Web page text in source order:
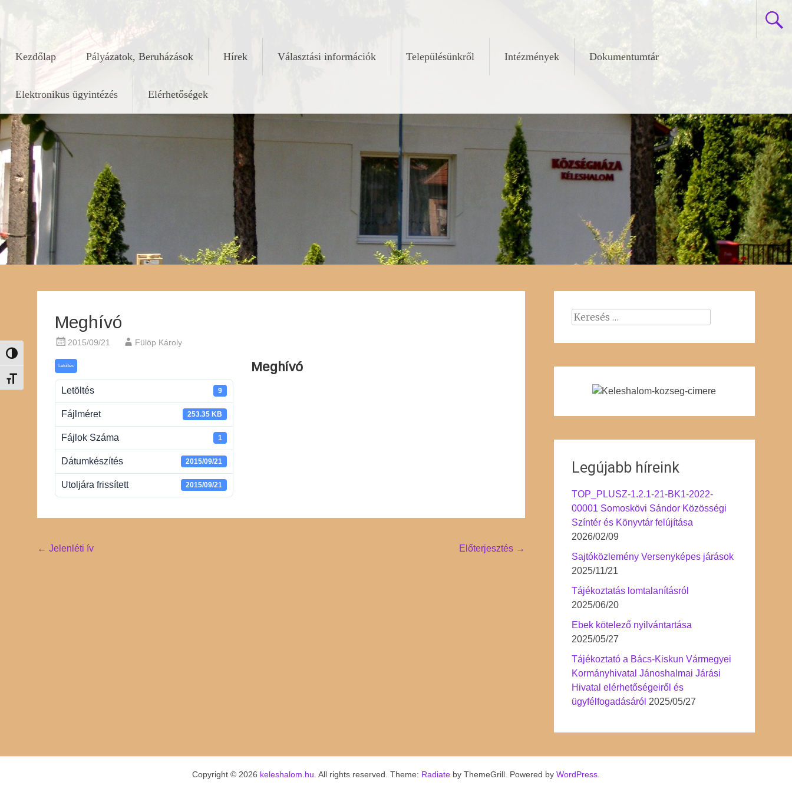
Nagy kontraszt váltása
Betűméret váltása
Kezdőlap Pályázatok, Beruházások Hírek Választási információk Településünkről Intézmények Dokumentumtár
Elektronikus ügyintézés Elérhetőségek
Meghívó
2015/09/21 Fülöp Károly
Letöltés
Letöltés 9
Fájlméret 253.35 KB
Fájlok Száma 1
Dátumkészítés 2015/09/21
Utoljára frissített 2015/09/21
Meghívó
Post
← Jelenléti ív Előterjesztés →
Keresés:
Legújabb híreink
TOP_PLUSZ-1.2.1-21-BK1-2022-
00001 Somoskövi Sándor Közösségi
Színtér és Könyvtár felújítása
2026/02/09
Sajtóközlemény Versenyképes járások
2025/11/21
Tájékoztatás lomtalanításról
2025/06/20
Ebek kötelező nyilvántartása
2025/05/27
Tájékoztató a Bács-Kiskun Vármegyei
Kormányhivatal Jánoshalmai Járási
Hivatal elérhetőségeiről és
ügyfélfogadásáról 2025/05/27
Copyright © 2026 keleshalom.hu . All rights reserved. Theme: Radiate by ThemeGrill. Powered by WordPress